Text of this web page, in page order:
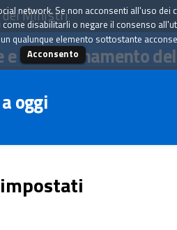
dei Ministri
il coordinamento
oggi
network. Se non acconsenti all'uso
disabilitarli o negare il consenso
qualunque elemento sottostante
Acconsento